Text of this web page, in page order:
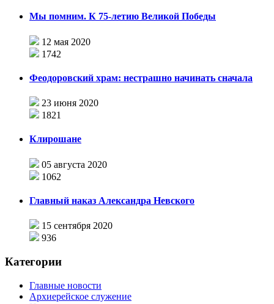
Мы помним. К 75-летию Великой Победы
12 мая 2020
1742
Феодоровский храм: нестрашно начинать сначала
23 июня 2020
1821
Клирошане
05 августа 2020
1062
Главный наказ Александра Невского
15 сентября 2020
936
Категории
Главные новости
Архиерейское служение